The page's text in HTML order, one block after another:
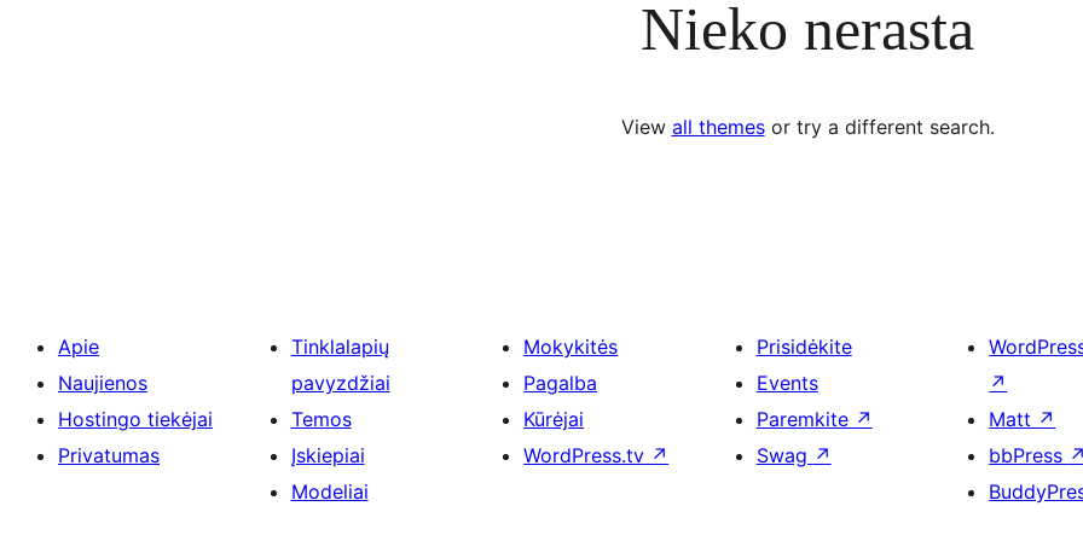
Nieko nerasta
View all themesor try a different search.
Apie
Naujienos
Hostingo tiekėjai
Privatumas
Tinklalapių
pavyzdžiai
Temos
Įskiepiai
Modeliai
Mokykitės
Pagalba
Kūrėjai
WordPress.tv ↗
Prisidėkite
Events
Paremkite ↗
Swag ↗
↗
Matt ↗
bbPress ↗